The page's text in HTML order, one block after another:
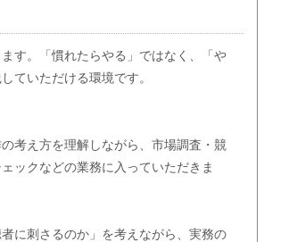
す。「慣れたらやる」ではなく、「や
ていただける環境です。
考え方を理解しながら、市場調査・競
ックなどの業務に入っていただきま
に刺さるのか」を考えながら、実務の